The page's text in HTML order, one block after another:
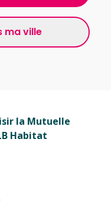
ma ville
la Mutuelle
Habitat